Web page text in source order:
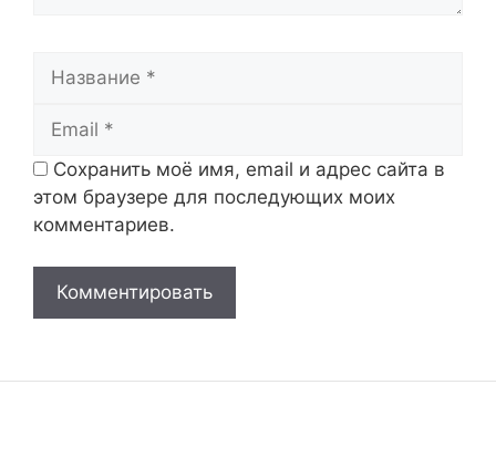
Сохранить моё имя, email и адрес сайта в
этом браузере для последующих моих
комментариев.